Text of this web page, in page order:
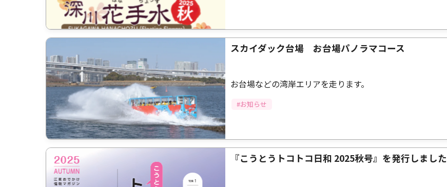
スカイダック台場 お台場パノラマコース
お台場などの湾岸エリアを走ります。
#お知らせ
『こうとうトコトコ日和 2025秋号』を発行しました